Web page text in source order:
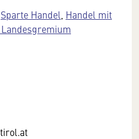
Sparte Handel Handel mit